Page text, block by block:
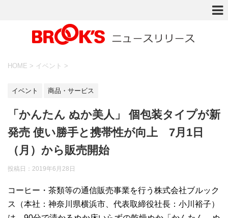
HOME > イベント >
イベント 商品・サービス
「かんたん ぬか美人」 個包装タイプが新
発売 使い勝手と携帯性が向上 7月1日
（月）から販売開始
投稿日： 2019年6月28日
コーヒー・茶類等の通信販売事業を行う株式会社ブルック
ス（本社：神奈川県横浜市、代表取締役社長：小川裕子）